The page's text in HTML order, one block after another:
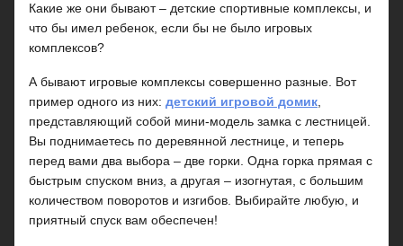
Какие же они бывают – детские спортивные комплексы, и
что бы имел ребенок, если бы не было игровых
комплексов?
А бывают игровые комплексы совершенно разные. Вот
пример одного из них: детский игровой домик
представляющий собой мини-модель замка с лестницей.
Вы поднимаетесь по деревянной лестнице, и теперь
перед вами два выбора – две горки. Одна горка прямая с
быстрым спуском вниз, а другая – изогнутая, с большим
количеством поворотов и изгибов. Выбирайте любую, и
приятный спуск вам обеспечен!